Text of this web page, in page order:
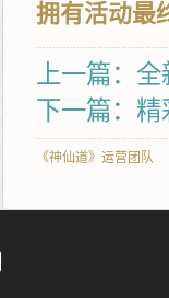
拥有活动最
上一篇：
下一篇：
《神仙道》运营团队